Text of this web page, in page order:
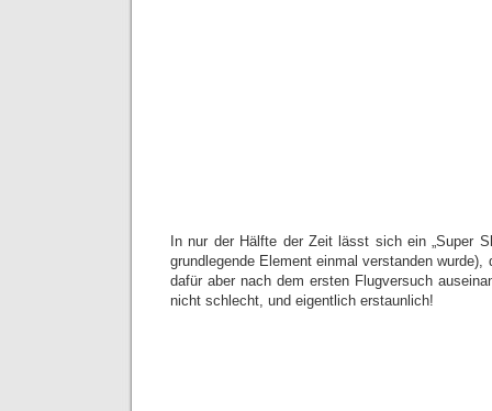
In nur der Hälfte der Zeit lässt sich ein „Super
grundlegende Element einmal verstanden
dafür aber nach dem ersten Flugversuch
nicht schlecht, und eigentlich erstaunlich!